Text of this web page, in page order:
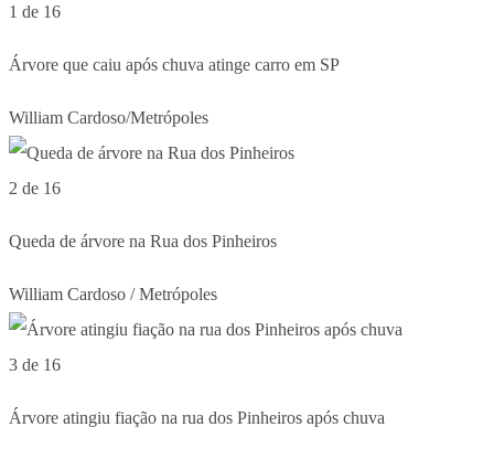
1 de 16
Árvore que caiu após chuva atinge carro em SP
William Cardoso/Metrópoles
2 de 16
Queda de árvore na Rua dos Pinheiros
William Cardoso / Metrópoles
3 de 16
Árvore atingiu fiação na rua dos Pinheiros após chuva